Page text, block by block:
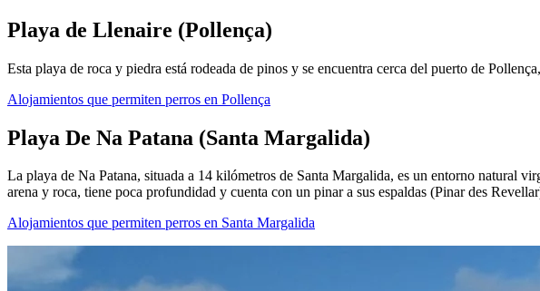
Playa de Llenaire (Pollença)
Esta playa de roca y piedra está rodeada de pinos y se encuentra cerca del puerto de
Alojamientos que permiten perros en Pollença
Playa De Na Patana (Santa Margalida)
La playa de Na Patana, situada a 14 kilómetros de Santa Margalida, es un entorno natural
arena y roca, tiene poca profundidad y cuenta con un pinar a sus espaldas (Pinar des
Alojamientos que permiten perros en Santa Margalida